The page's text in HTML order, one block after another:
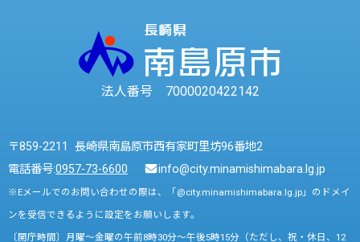
法人番号 7000020422142
〒859-2211 長崎県南島原市西有家町里坊96番地2
電話番号:0957-73-6600 info@city.minamishimabara.lg.jp
※Eメールでのお問い合わせの際は、「@city.minamishimabara.lg.jp」のドメイ
ンを受信できるように設定をお願いします。
〔開庁時間〕月曜～金曜の午前8時30分～午後5時15分（ただし、祝・休日、12